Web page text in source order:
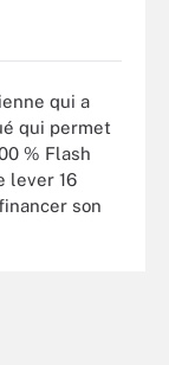
qui a
qui permet
% Flash
lever 16
son